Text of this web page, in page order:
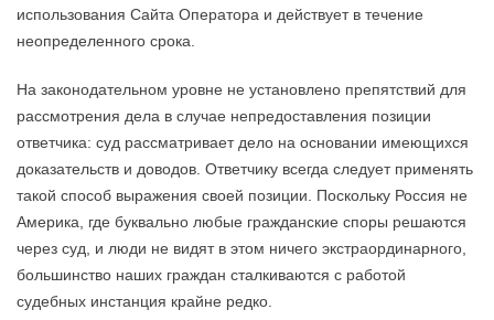
использования Сайта Оператора и действует в течение
неопределенного срока.
На законодательном уровне не установлено препятствий для
рассмотрения дела в случае непредоставления позиции
ответчика: суд рассматривает дело на основании имеющихся
доказательств и доводов. Ответчику всегда следует применять
такой способ выражения своей позиции. Поскольку Россия не
Америка, где буквально любые гражданские споры решаются
через суд, и люди не видят в этом ничего экстраординарного,
большинство наших граждан сталкиваются с работой
судебных инстанция крайне редко.